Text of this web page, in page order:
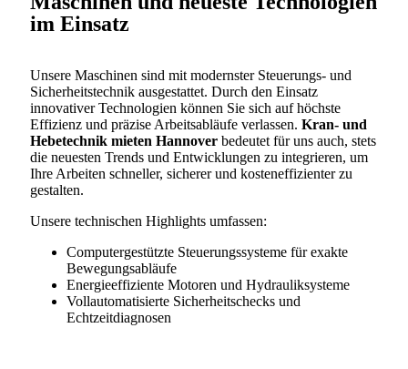
im Einsatz
Unsere Maschinen sind mit modernster Steuerungs- und
Sicherheitstechnik ausgestattet. Durch den Einsatz
innovativer Technologien können Sie sich auf höchste
Effizienz und präzise Arbeitsabläufe verlassen. Kran- und
Hebetechnik mieten Hannover bedeutet für uns auch, stets
die neuesten Trends und Entwicklungen zu integrieren, um
Ihre Arbeiten schneller, sicherer und kosteneffizienter zu
gestalten.
Unsere technischen Highlights umfassen:
Computergestützte Steuerungssysteme für exakte
Bewegungsabläufe
Energieeffiziente Motoren und Hydrauliksysteme
Vollautomatisierte Sicherheitschecks und
Echtzeitdiagnosen